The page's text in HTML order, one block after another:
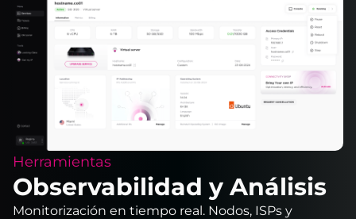
Herramientas
Observabilidad y Análisis
Monitorización en tiempo real. Nodos, ISPs y